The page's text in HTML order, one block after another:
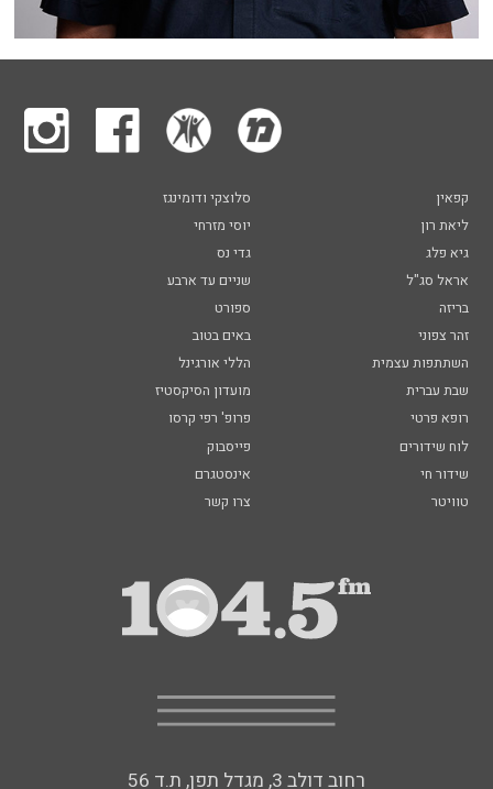
קפאין
סלוצקי ודומינגז
ליאת רון
יוסי מזרחי
גיא פלג
גדי נס
אראל סג"ל
שניים עד ארבע
בריזה
ספורט
זהר צפוני
באים בטוב
השתתפות עצמית
הללי אורגינל
שבת עברית
מועדון הסיקסטיז
רופא פרטי
פרופ' רפי קרסו
לוח שידורים
פייסבוק
שידור חי
אינסטגרם
טוויטר
צרו קשר
רחוב דולב 3, מגדל תפן, ת.ד 56